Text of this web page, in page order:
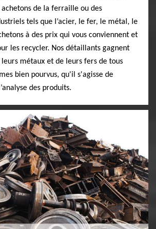
achetons de la ferraille ou des
tels que l’acier, le fer, le métal, le
à des prix qui vous conviennent et
les recycler. Nos détaillants gagnent
métaux et de leurs fers de tous
bien pourvus, qu'il s'agisse de
des produits.